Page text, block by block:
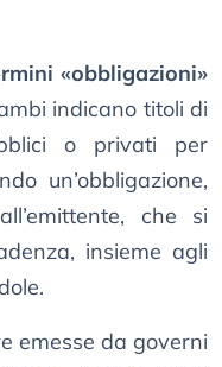
«obbligazioni»
indicano titoli di
o privati per
un’obbligazione,
che si
insieme agli
emesse da governi